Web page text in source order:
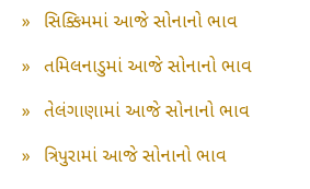
»
સિક્કિમમાં આજે સોનાનો ભાવ
»
તમિલનાડુમાં આજે સોનાનો ભાવ
»
તેલંગાણામાં આજે સોનાનો ભાવ
»
ત્રિપુરામાં આજે સોનાનો ભાવ